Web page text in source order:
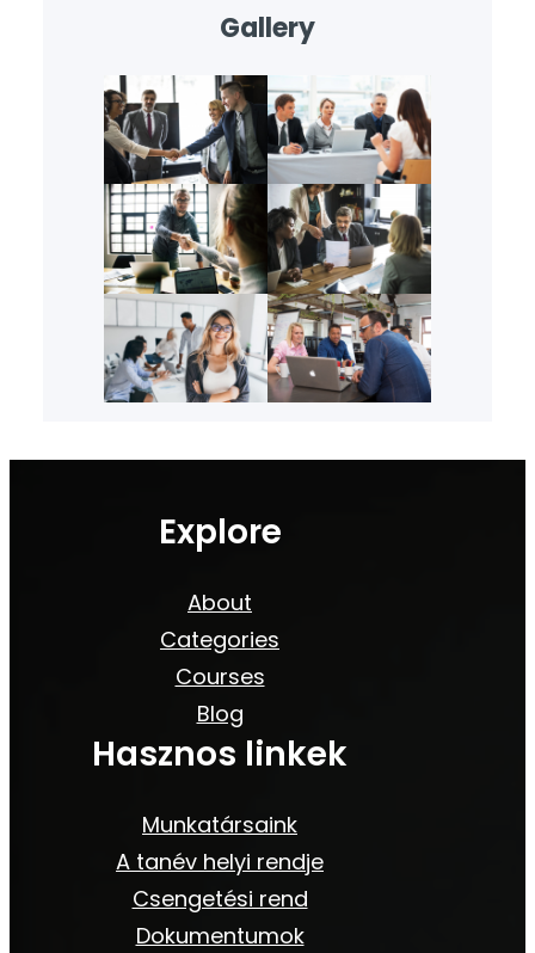
Gallery
Explore
About
Categories
Courses
Blog
Hasznos linkek
Munkatársaink
A tanév helyi rendje
Csengetési rend
Dokumentumok